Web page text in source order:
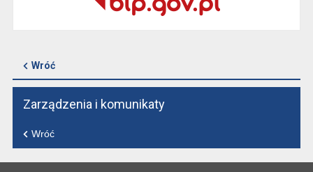
Wróć
Zarządzenia i komunikaty
Wróć